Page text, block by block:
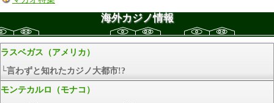
海外カジノ情報
ラスベガス（アメリカ）
└言わずと知れたカジノ大都市!?
モンテカルロ（モナコ）